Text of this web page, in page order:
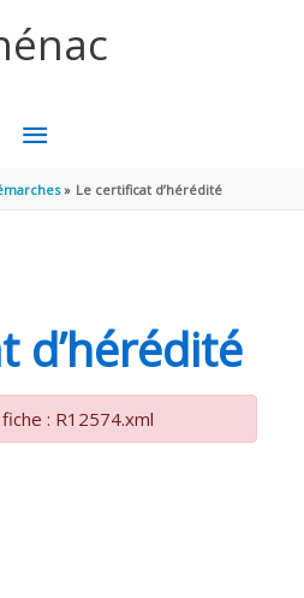
MENU
PRINCIPAL
Le certificat d’hérédité
d’hérédité
: R12574.xml